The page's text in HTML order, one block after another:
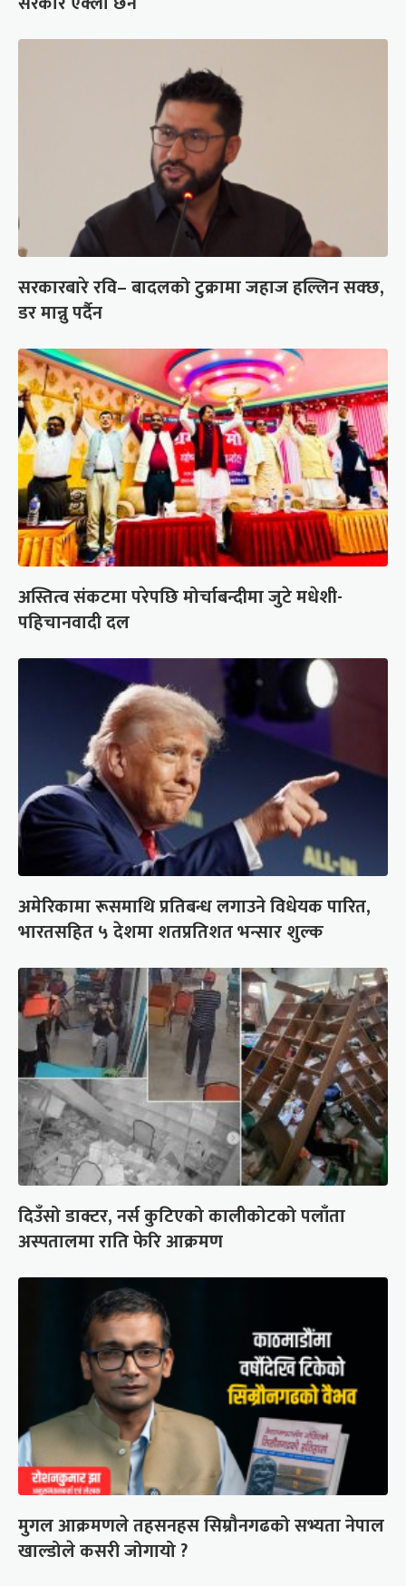
सरकारबारे रवि– बादलको टुक्रामा जहाज हल्लिन सक्छ,
डर मान्नु पर्दैन
अस्तित्व संकटमा परेपछि मोर्चाबन्दीमा जुटे मधेशी-
पहिचानवादी दल
अमेरिकामा रूसमाथि प्रतिबन्ध लगाउने विधेयक पारित,
भारतसहित ५ देशमा शतप्रतिशत भन्सार शुल्क
दिउँसो डाक्टर, नर्स कुटिएको कालीकोटको पलाँता
अस्पतालमा राति फेरि आक्रमण
मुगल आक्रमणले तहसनहस सिम्रौनगढको सभ्यता नेपाल
खाल्डोले कसरी जोगायो ?